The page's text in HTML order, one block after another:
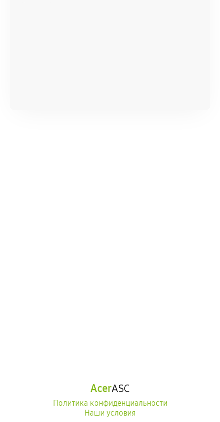
AcerASC
Политика конфиденциальности
Наши условия